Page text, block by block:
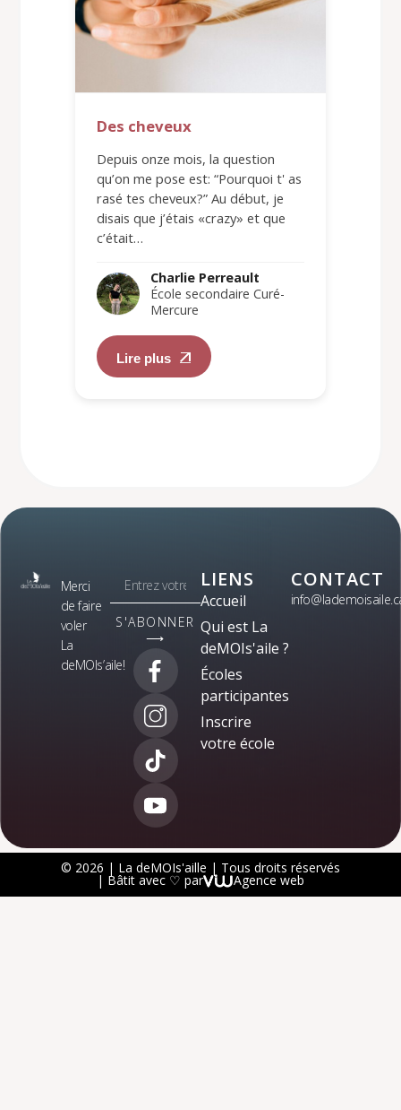
Des cheveux
Depuis onze mois, la question
qu’on me pose est: “Pourquoi t' as
rasé tes cheveux?” Au début, je
disais que j’étais «crazy» et que
c’était…
Charlie Perreault
École secondaire Curé-
Mercure
Lire plus
Merci
de faire
voler
La
deMOIs’aile!
S'ABONNER
⟶
LIENS
Accueil
Qui est La
deMOIs'aile ?
Écoles
participantes
Inscrire
votre école
CONTACT
© 2026 | La deMOIs'aille | Tous droits réservés
| Bâtit avec ♡ par Agence web